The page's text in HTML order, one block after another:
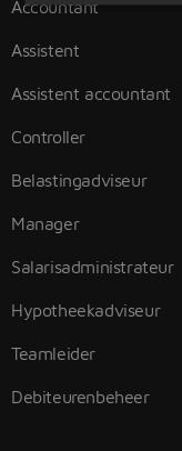
Accountant
Assistent
Assistent accountant
Controller
Belastingadviseur
Manager
Salarisadministrateur
Hypotheekadviseur
Teamleider
Debiteurenbeheer